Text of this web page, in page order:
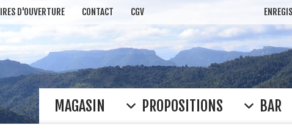
D'OUVERTURE CONTACT CGV
MAGASIN PROPOSITIONS BAR